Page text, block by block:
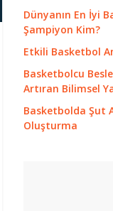
Dünyanın En İyi
Şampiyon Kim?
Etkili Basketbol
Basketbolcu
Artıran Bilimsel
Basketbolda Şut
Oluşturma